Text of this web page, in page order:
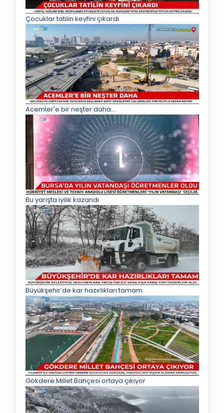
Çocuklar tatilin keyfini çıkardı
Acemler'e bir neşter daha...
Bu yarışta iyilik kazandı
Büyükşehir’de kar hazırlıkları tamam
Gökdere Millet Bahçesi ortaya çıkıyor